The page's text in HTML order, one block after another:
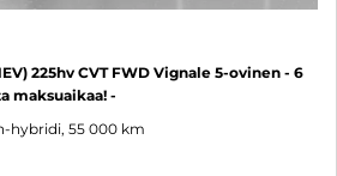
225hv CVT FWD Vignale 5-ovinen - 6
maksuaikaa! -
hybridi, 55 000 km